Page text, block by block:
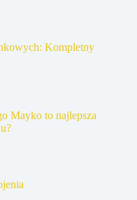
Kompletny
Mayko to najlepsza